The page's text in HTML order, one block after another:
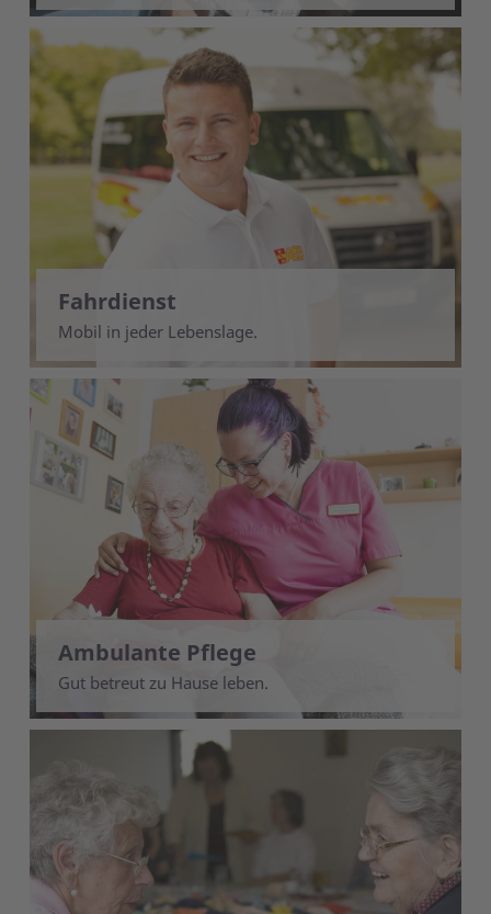
Fahrdienst
Mobil in jeder Lebenslage.
Ambulante Pflege
Gut betreut zu Hause leben.